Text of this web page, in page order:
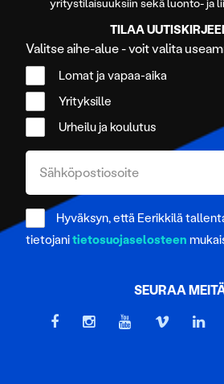
yritystilaisuuksiin sekä luonto- ja
TILAA
Valitse aihe-alue - voit valita
Lomat ja vapaa-aika
Yrityksille
Urheilu ja koulutus
Hyväksyn, että Eerikkilä
tietojanitietosuojaselosteen
SEURAA